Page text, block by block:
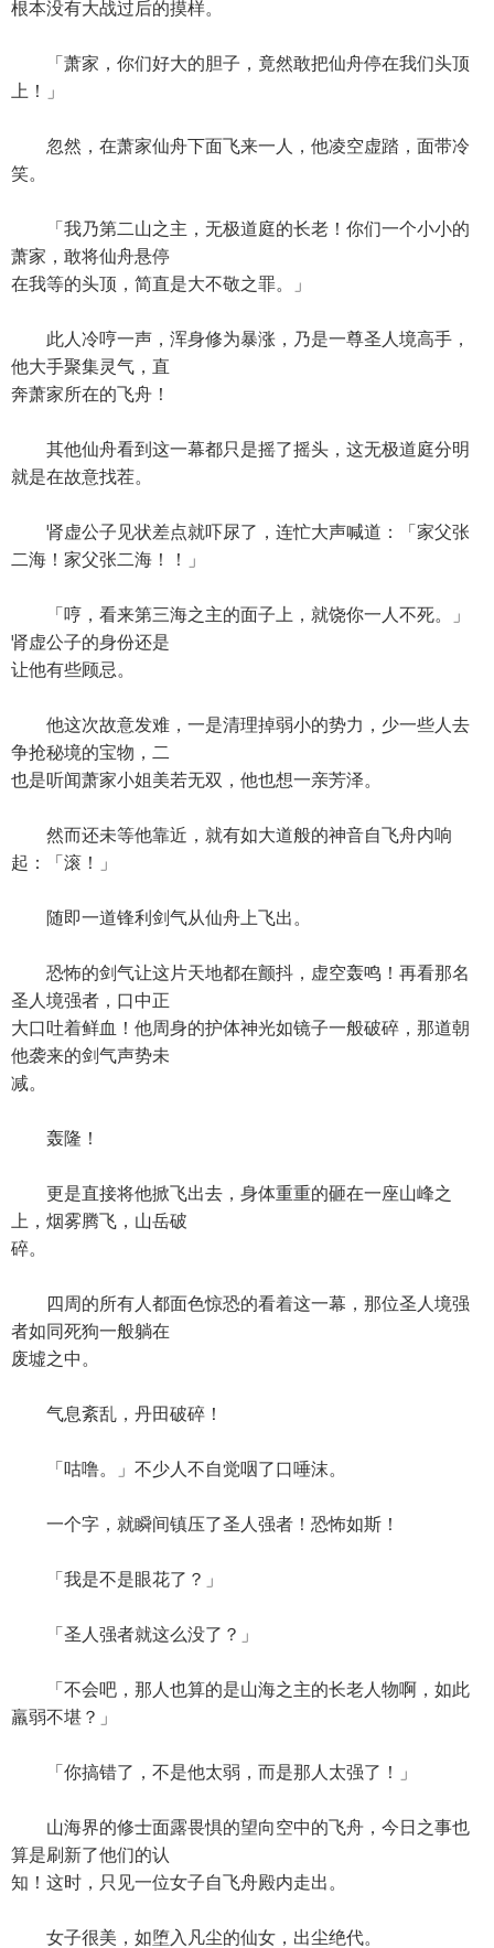
根本没有大战过后的摸样。
「萧家，你们好大的胆子，竟然敢把仙舟停在我们头顶
上！」
忽然，在萧家仙舟下面飞来一人，他凌空虚踏，面带冷
笑。
「我乃第二山之主，无极道庭的长老！你们一个小小的
萧家，敢将仙舟悬停
在我等的头顶，简直是大不敬之罪。」
此人冷哼一声，浑身修为暴涨，乃是一尊圣人境高手，
他大手聚集灵气，直
奔萧家所在的飞舟！
其他仙舟看到这一幕都只是摇了摇头，这无极道庭分明
就是在故意找茬。
肾虚公子见状差点就吓尿了，连忙大声喊道：「家父张
二海！家父张二海！！」
「哼，看来第三海之主的面子上，就饶你一人不死。」
肾虚公子的身份还是
让他有些顾忌。
他这次故意发难，一是清理掉弱小的势力，少一些人去
争抢秘境的宝物，二
也是听闻萧家小姐美若无双，他也想一亲芳泽。
然而还未等他靠近，就有如大道般的神音自飞舟内响
起：「滚！」
随即一道锋利剑气从仙舟上飞出。
恐怖的剑气让这片天地都在颤抖，虚空轰鸣！再看那名
圣人境强者，口中正
大口吐着鲜血！他周身的护体神光如镜子一般破碎，那道朝
他袭来的剑气声势未
减。
轰隆！
更是直接将他掀飞出去，身体重重的砸在一座山峰之
上，烟雾腾飞，山岳破
碎。
四周的所有人都面色惊恐的看着这一幕，那位圣人境强
者如同死狗一般躺在
废墟之中。
气息紊乱，丹田破碎！
「咕噜。」不少人不自觉咽了口唾沫。
一个字，就瞬间镇压了圣人强者！恐怖如斯！
「我是不是眼花了？」
「圣人强者就这么没了？」
「不会吧，那人也算的是山海之主的长老人物啊，如此
羸弱不堪？」
「你搞错了，不是他太弱，而是那人太强了！」
山海界的修士面露畏惧的望向空中的飞舟，今日之事也
算是刷新了他们的认
知！这时，只见一位女子自飞舟殿内走出。
女子很美，如堕入凡尘的仙女，出尘绝代。